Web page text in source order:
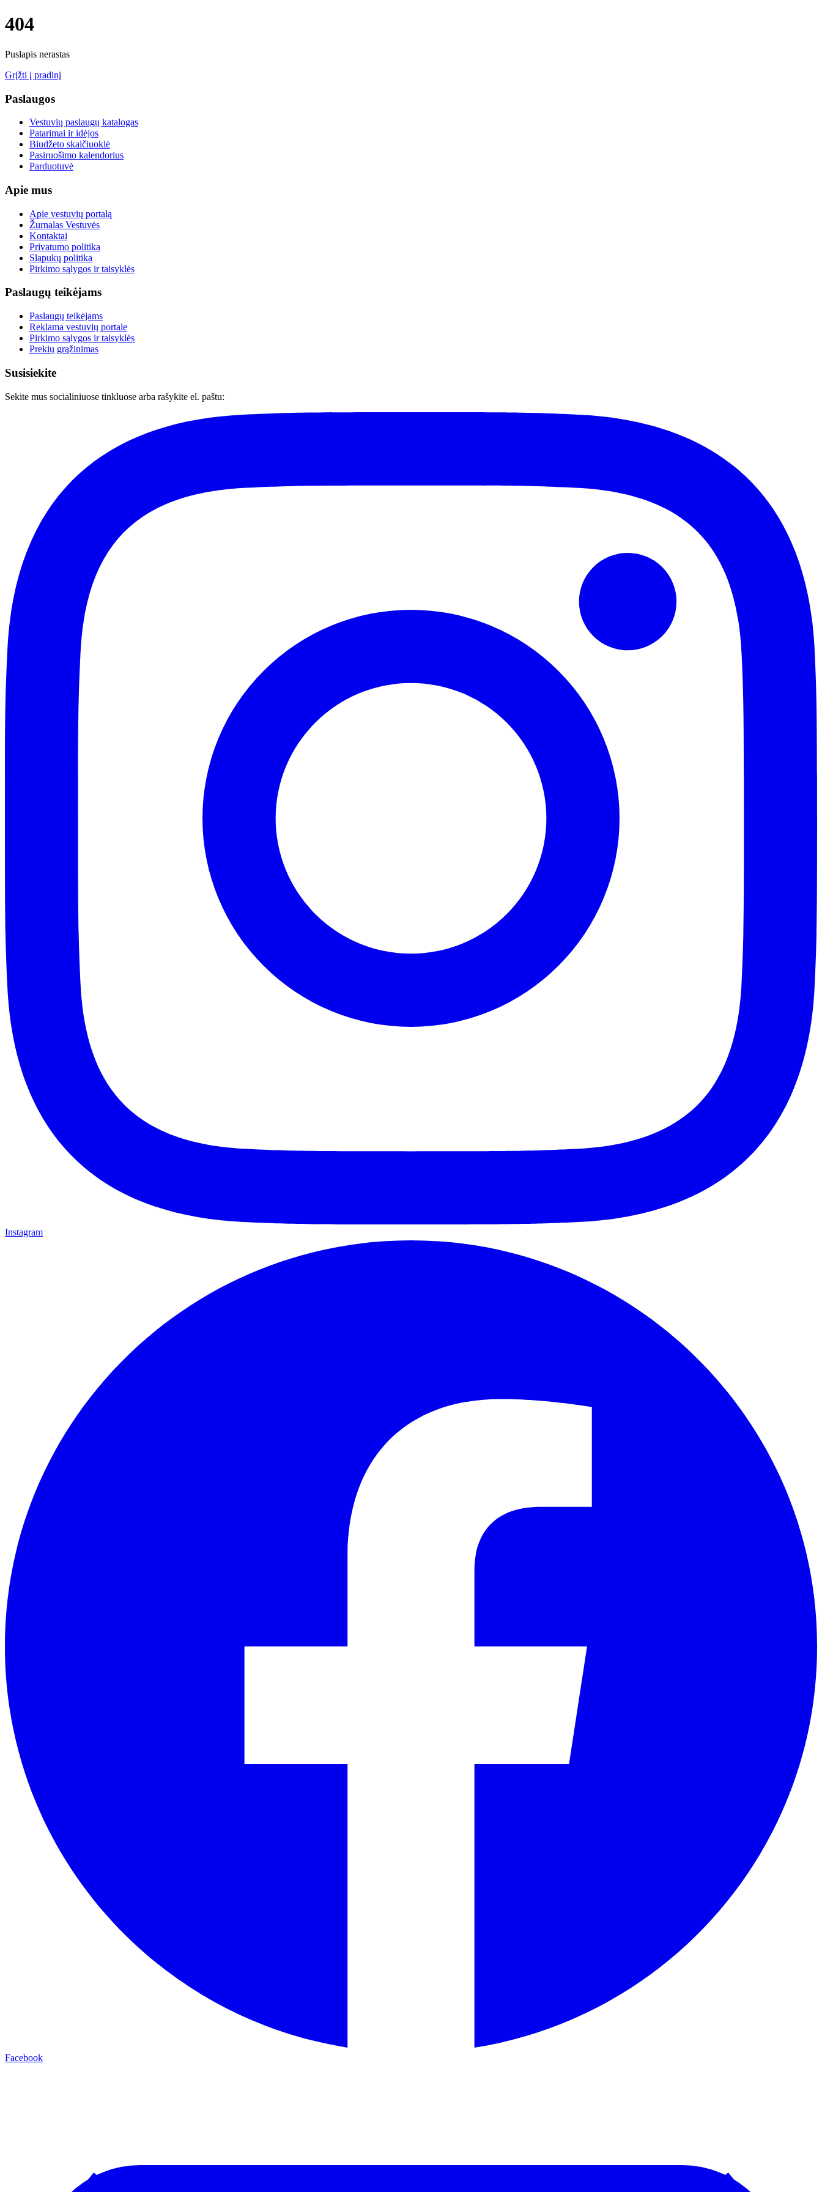
404
Puslapis nerastas
Grįžti į pradinį
Paslaugos
Vestuvių paslaugų katalogas
Patarimai ir idėjos
Biudžeto skaičiuoklė
Pasiruošimo kalendorius
Parduotuvė
Apie mus
Apie vestuvių portalą
Žurnalas Vestuvės
Kontaktai
Privatumo politika
Slapukų politika
Pirkimo sąlygos ir taisyklės
Paslaugų teikėjams
Paslaugų teikėjams
Reklama vestuvių portale
Pirkimo sąlygos ir taisyklės
Prekių grąžinimas
Susisiekite
Sekite mus socialiniuose tinkluose arba rašykite el. paštu:
Instagram
Facebook